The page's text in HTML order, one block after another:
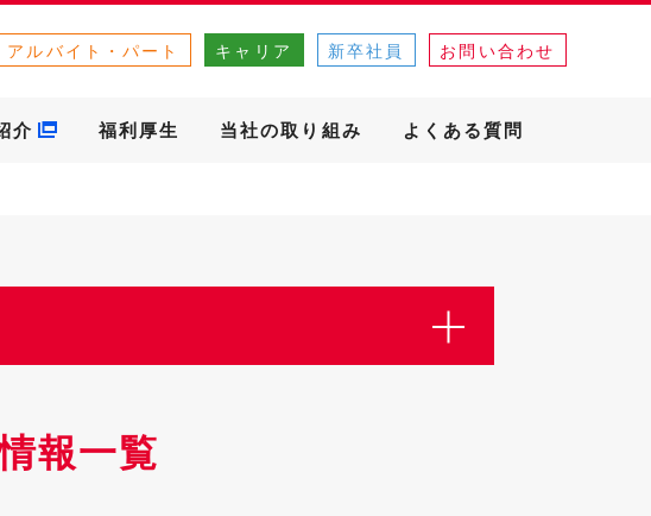
アルバイト・パート キャリア 新卒社員 お問い合わせ
介 福利厚生 当社の取り組み よくある質問
報一覧